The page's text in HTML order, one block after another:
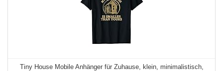
Tiny House Mobile Anhänger für Zuhause, klein, minimalistisch,